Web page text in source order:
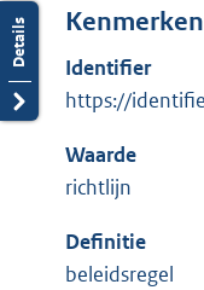
Kenmerken
Identifier
https://
Waarde
richtlijn
Definitie
beleidsregel